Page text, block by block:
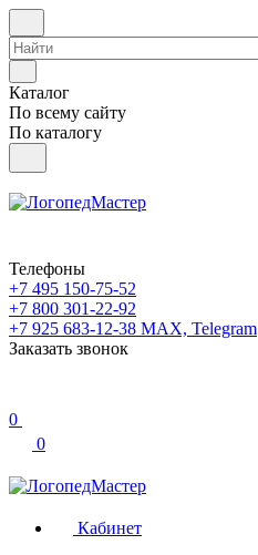
Каталог
По всему сайту
По каталогу
Телефоны
+7 495 150-75-52
+7 800 301-22-92
+7 925 683-12-38 MAX, Telegram
Заказать звонок
0
0
Кабинет